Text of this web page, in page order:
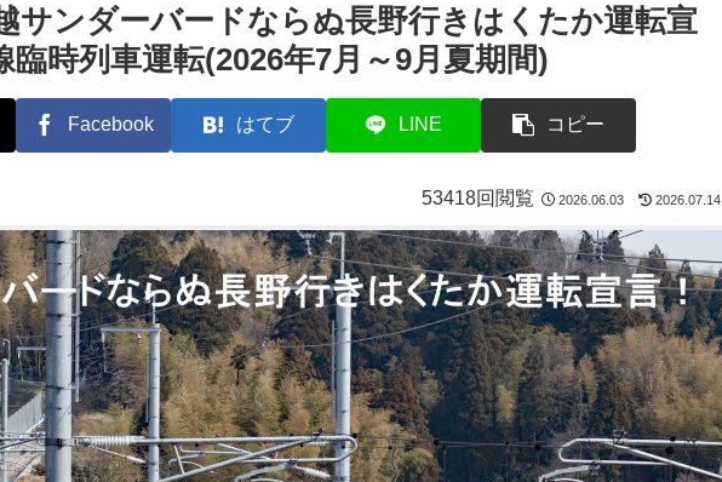
サンダーバードならぬ長野行きはくたか運転宣
時列車運転(2026年7月～9月夏期間)
Facebook はてブ LINE コピー
53418回閲覧 2026.06.03 2026.07.14